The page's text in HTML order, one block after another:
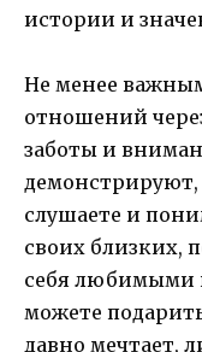
истории и
Не менее
отношений
заботы и
слушаете и
своих близких,
себя любимыми
можете
давно мечтает,